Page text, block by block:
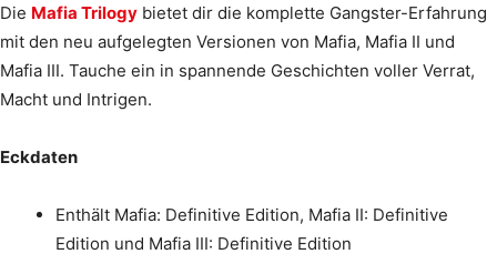
Die Mafia Trilogy bietet dir die komplette Gangster-Erfahrung
mit den neu aufgelegten Versionen von Mafia, Mafia II und
Mafia III. Tauche ein in spannende Geschichten voller Verrat,
Macht und Intrigen.
Eckdaten
Enthält Mafia: Definitive Edition, Mafia II: Definitive
Edition und Mafia III: Definitive Edition